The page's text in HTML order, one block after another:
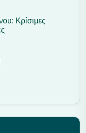
Κρίσιμες